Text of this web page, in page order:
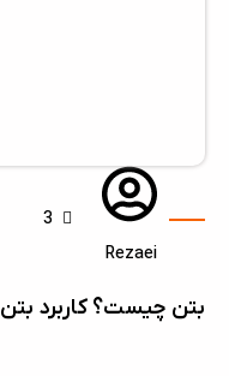
Rezaei
بتن چیست؟ کاربرد بتن